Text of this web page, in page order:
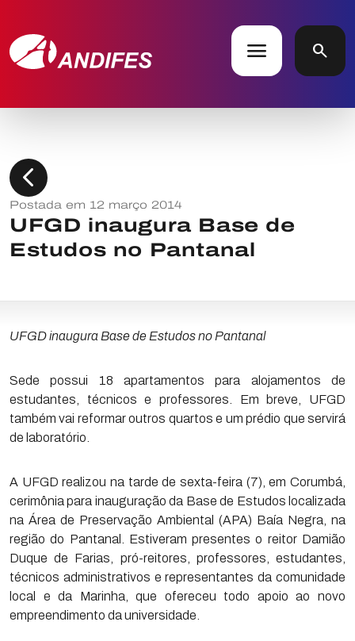
menu search
chevron_left
Postada em 12 março 2014
UFGD inaugura Base de
Estudos no Pantanal
UFGD inaugura Base de Estudos no Pantanal
Sede possui 18 apartamentos para alojamentos de
estudantes, técnicos e professores. Em breve, UFGD
também vai reformar outros quartos e um prédio que servirá
de laboratório.
A UFGD realizou na tarde de sexta-feira (7), em Corumbá,
cerimônia para inauguração da Base de Estudos localizada
na Área de Preservação Ambiental (APA) Baía Negra, na
região do Pantanal. Estiveram presentes o reitor Damião
Duque de Farias, pró-reitores, professores, estudantes,
técnicos administrativos e representantes da comunidade
local e da Marinha, que ofereceu todo apoio ao novo
empreendimento da universidade.